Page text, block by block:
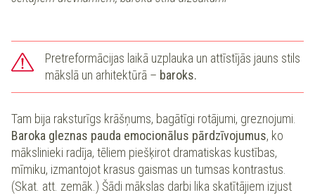
Pretreformācijas laikā uzplauka un attīstījās jauns stils
mākslā un arhitektūrā – baroks.
Tam bija raksturīgs krāšņums, bagātīgi rotājumi, greznojumi.
Baroka gleznas pauda emocionālus pārdzīvojumus, ko
mākslinieki radīja, tēliem piešķirot dramatiskas kustības,
mīmiku, izmantojot krasus gaismas un tumsas kontrastus.
(Skat. att. zemāk.) Šādi mākslas darbi lika skatītājiem izjust